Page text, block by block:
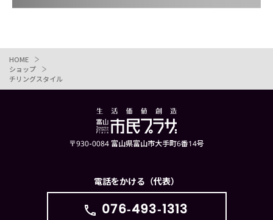
HOME
ショップ
チリングスタイル
〒930-0084 富山県富山市大手町6番14号
電話をかける（代表）
076-493-1313